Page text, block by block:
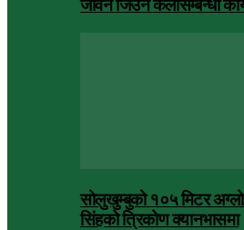
जीवन जिउने कलासम्बन्धी
सोलुखुम्बुको १०५ मिटर अग्लो
सिंहको त्रिकोण क्यानभासमा